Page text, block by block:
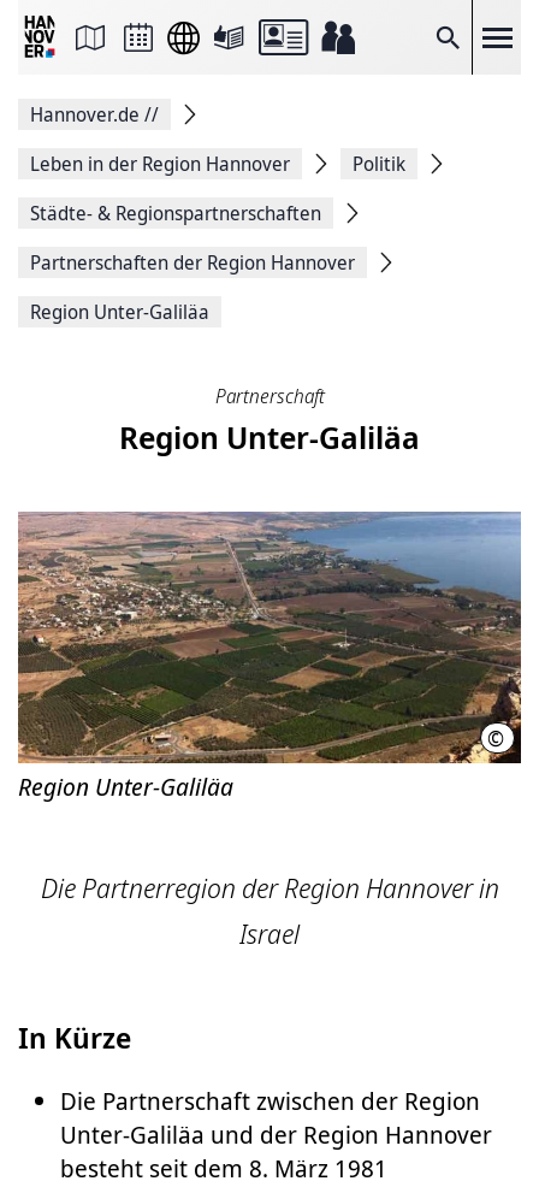
Suche
Seite
Facebook
teilen
Seitenlink
Seite
Hannover.de //
Leben in der Region Hannover
Politik
Städte- & Regionspartnerschaften
Partnerschaften der Region Hannover
Region Unter-Galiläa
Partnerschaft
Region Unter-Galiläa
© A.
Region Unter-Galiläa
Die Partnerregion der Region Hannover in
Israel
In Kürze
Die Partnerschaft zwischen der Region
Unter-Galiläa und der Region Hannover
besteht seit dem 8. März 1981